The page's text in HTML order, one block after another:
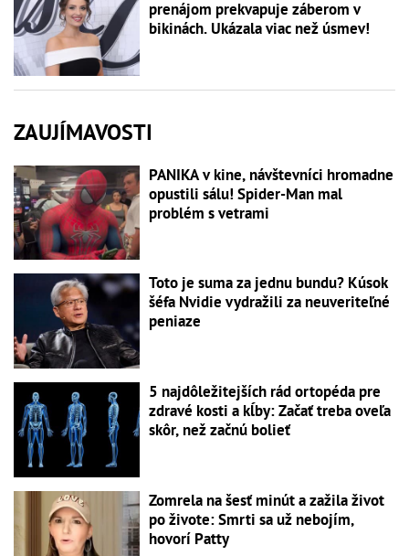
prenájom prekvapuje záberom v
bikinách. Ukázala viac než úsmev!
ZAUJÍMAVOSTI
PANIKA v kine, návštevníci hromadne
opustili sálu! Spider-Man mal
problém s vetrami
Toto je suma za jednu bundu? Kúsok
šéfa Nvidie vydražili za neuveriteľné
peniaze
5 najdôležitejších rád ortopéda pre
zdravé kosti a kĺby: Začať treba oveľa
skôr, než začnú bolieť
Zomrela na šesť minút a zažila život
po živote: Smrti sa už nebojím,
hovorí Patty